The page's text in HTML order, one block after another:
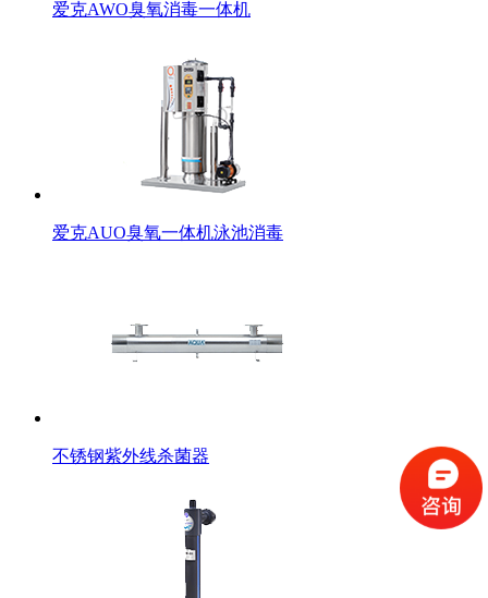
爱克AWO臭氧消毒一体机
爱克AUO臭氧一体机泳池消毒
不锈钢紫外线杀菌器